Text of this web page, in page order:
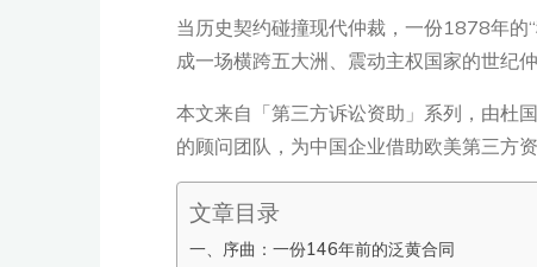
当历史契约碰撞现代仲裁，一份1878年的
成一场横跨五大洲、震动主权国家的世纪
本文来自「第三方诉讼资助」系列，由杜
的顾问团队，为中国企业借助欧美第三方
文章目录
一、序曲：一份146年前的泛黄合同